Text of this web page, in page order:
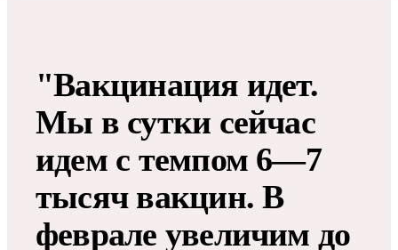
"Вакцинация идет.
Мы в сутки сейчас
идем с темпом 6—7
тысяч вакцин. В
феврале увеличим до